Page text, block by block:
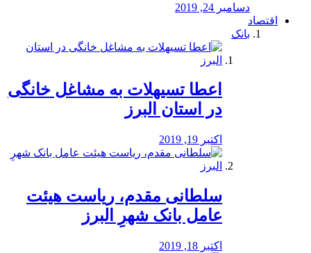
دسامبر 24, 2019
اقتصاد
بانک
️اعطا تسیهلات به مشاغل خانگی
در استان البرز
اکتبر 19, 2019
سلطانی مقدم، ریاست هیئت
عامل بانک شهرِ البرز
اکتبر 18, 2019